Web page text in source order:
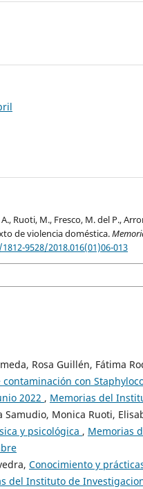
Ruoti, M., Fresco, M. del P.,
de violencia doméstica.
9528/2018.016(01)06-013
Rosa Guillén, Fátima
contaminación con
2022 , Memorias del
Monica Ruoti,
y psicológica , Memorias
Conocimiento y
del Instituto de